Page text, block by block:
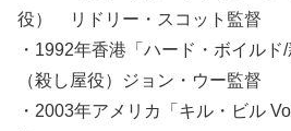
役） リドリー・スコット監督
・1992年香港「ハード・ボイルド
（殺し屋役）ジョン・ウー監督
・2003年アメリカ「キル・ビル